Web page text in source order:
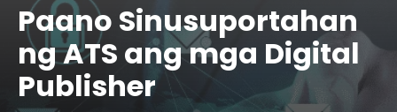
Paano Sinusuportahan
ng ATS ang mga Digital
Publisher